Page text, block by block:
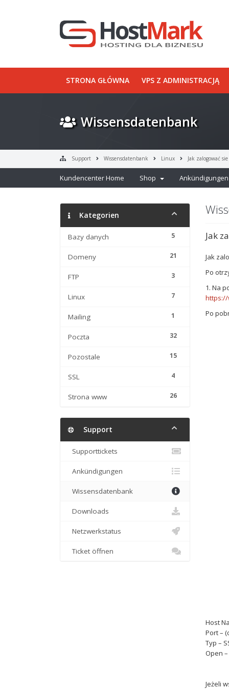
STRONA GŁÓWNA VPS Z ADMINISTRACJĄ
Wissensdatenbank
Support Wissensdatenbank Linux Jak zalogować
Kundencenter Home Shop Ankündigungen
Kategorien
5
Bazy danych
21
Domeny
3
FTP
7
Linux
1
Mailing
32
Poczta
15
Pozostale
4
SSL
26
Strona www
Jak
Jak
Po
1. Na
https://
Po
Host
Port –
Typ –
Open
Jeżeli
Support
Supporttickets
Ankündigungen
Wissensdatenbank
Downloads
Netzwerkstatus
Ticket öffnen